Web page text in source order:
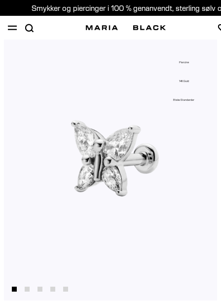
Smykker og piercinger i 100 % genanvendt, sterling sølv
Piercing
14K Guld
Etiske Standarder